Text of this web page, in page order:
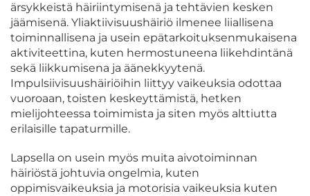
ärsykkeistä häiriintymisenä ja tehtävien kesken
jäämisenä. Yliaktiivisuushäiriö ilmenee liiallisena
toiminnallisena ja usein epätarkoituksenmukaisena
aktiviteettina, kuten hermostuneena liikehdintänä
sekä liikkumisena ja äänekkyytenä.
Impulsiivisuushäiriöihin liittyy vaikeuksia odottaa
vuoroaan, toisten keskeyttämistä, hetken
mielijohteessa toimimista ja siten myös alttiutta
erilaisille tapaturmille.
Lapsella on usein myös muita aivotoiminnan
häiriöstä johtuvia ongelmia, kuten
oppimisvaikeuksia ja motorisia vaikeuksia kuten